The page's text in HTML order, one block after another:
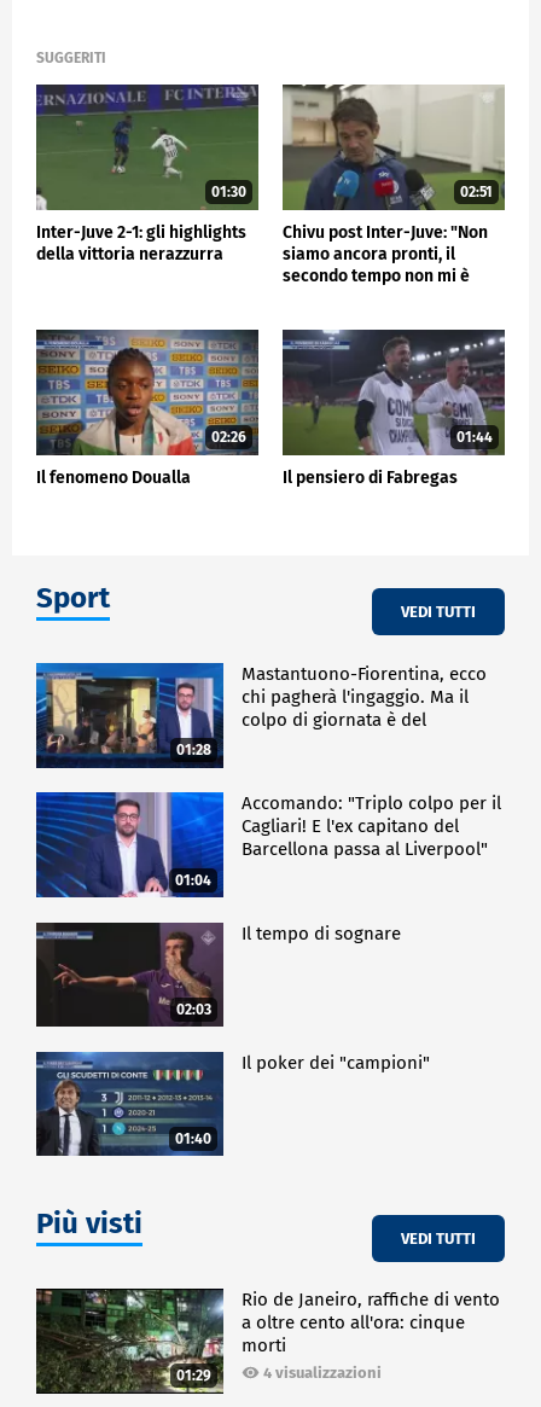
SUGGERITI
01:30
Inter-Juve 2-1: gli highlights
della vittoria nerazzurra
02:51
Chivu post Inter-Juve: "Non
siamo ancora pronti, il
secondo tempo non mi è
02:26
Il fenomeno Doualla
01:44
Il pensiero di Fabregas
Sport VEDI TUTTI
01:28
Mastantuono-Fiorentina, ecco
chi pagherà l'ingaggio. Ma il
colpo di giornata è del
01:04
Accomando: "Triplo colpo per il
Cagliari! E l'ex capitano del
Barcellona passa al Liverpool"
02:03
Il tempo di sognare
01:40
Il poker dei "campioni"
Più visti VEDI TUTTI
01:29
Rio de Janeiro, raffiche di vento
a oltre cento all'ora: cinque
morti
4 visualizzazioni